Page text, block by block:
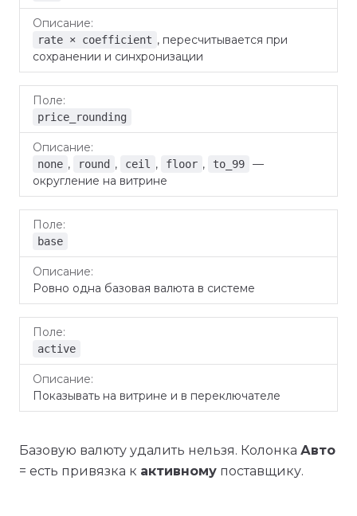
rate × coefficient , пересчитывается при
сохранении и синхронизации
price_rounding
none , round , ceil , floor , to_99
—
округление на витрине
base
Ровно одна базовая валюта в системе
active
Показывать на витрине и в переключателе
Базовую валюту удалить нельзя. Колонка Авто
= есть привязка к активному поставщику.